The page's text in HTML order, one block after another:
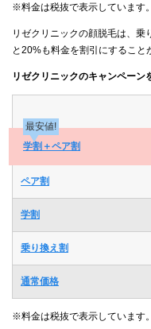
※料金は税抜で表示しています。
リゼクリニックの顔脱毛は、
と20%も料金を割引にすること
リゼクリニックのキャンペーン
最安値!
学割＋ペア割
ペア割
学割
乗り換え割
通常価格
※料金は税抜で表示しています。